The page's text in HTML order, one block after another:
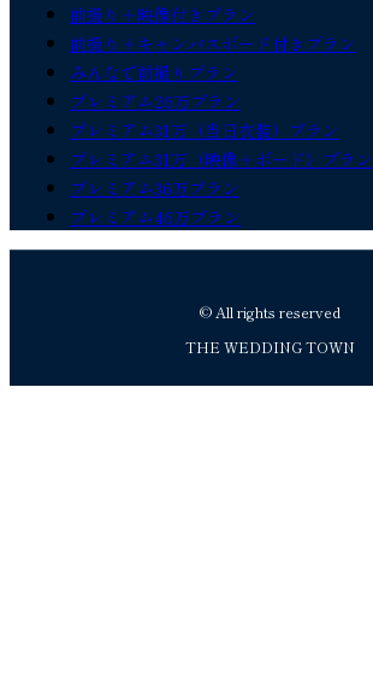
前撮り＋映像付きプラン
前撮り＋キャンバスボード付きプラン
みんなで前撮りプラン
プレミアム26万プラン
プレミアム31万（当日衣装）プラン
プレミアム31万（映像＋ボード）プラン
プレミアム36万プラン
プレミアム46万プラン
© All rights reserved
THE WEDDING TOWN